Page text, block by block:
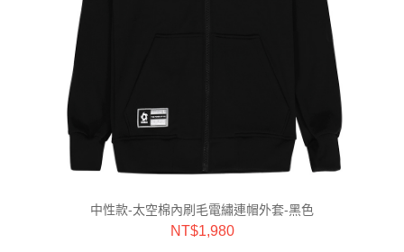
中性款-太空棉內刷毛電繡連帽外套-黑色
NT$1,980